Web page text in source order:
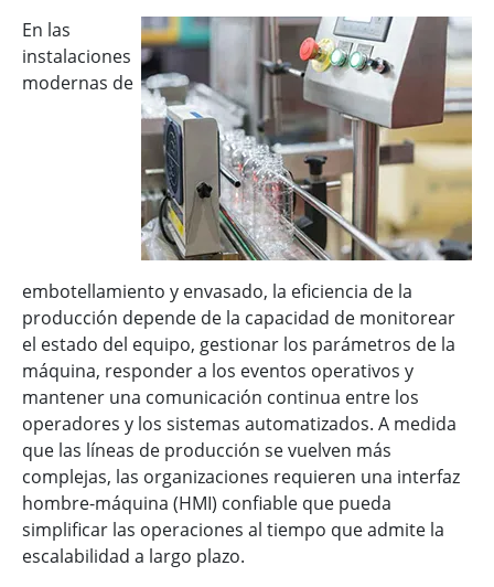
En las
instalaciones
modernas de
embotellamiento y envasado, la eficiencia de la
producción depende de la capacidad de monitorear
el estado del equipo, gestionar los parámetros de la
máquina, responder a los eventos operativos y
mantener una comunicación continua entre los
operadores y los sistemas automatizados. A medida
que las líneas de producción se vuelven más
complejas, las organizaciones requieren una interfaz
hombre-máquina (HMI) confiable que pueda
simplificar las operaciones al tiempo que admite la
escalabilidad a largo plazo.